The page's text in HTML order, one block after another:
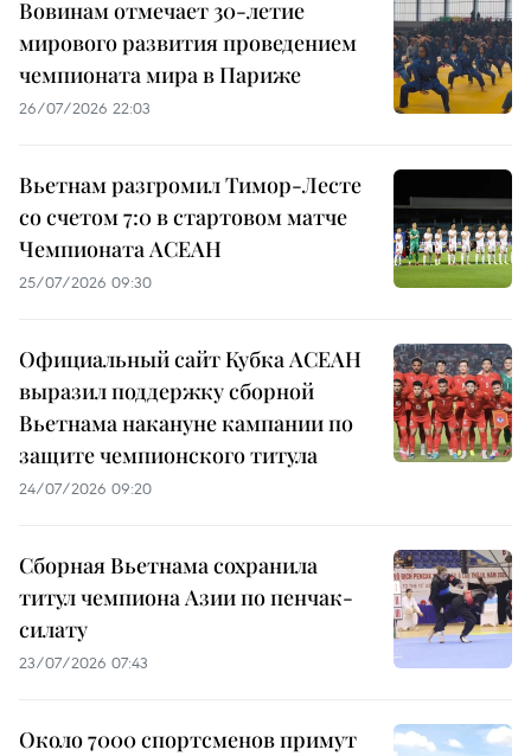
Вовинам отмечает 30-летие
мирового развития проведением
чемпионата мира в Париже
26/07/2026 22:03
Вьетнам разгромил Тимор-Лесте
со счетом 7:0 в стартовом матче
Чемпионата АСЕАН
25/07/2026 09:30
Официальный сайт Кубка АСЕАН
выразил поддержку сборной
Вьетнама накануне кампании по
защите чемпионского титула
24/07/2026 09:20
Сборная Вьетнама сохранила
титул чемпиона Азии по пенчак-
силату
23/07/2026 07:43
Около 7000 спортсменов примут